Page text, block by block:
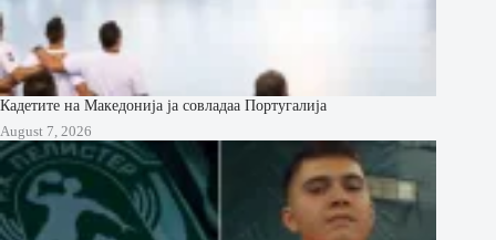
Кадетите на Македонија ја совладаа Португалија
August 7, 2026